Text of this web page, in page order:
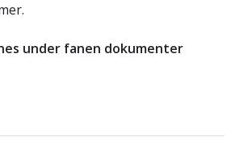
under fanen dokumenter